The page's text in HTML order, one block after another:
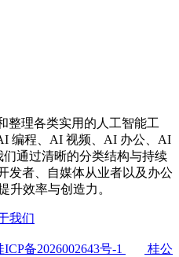
整理各类实用的人工智能工
编程、AI 视频、AI 办公、AI
通过清晰的分类结构与持续
发者、自媒体从业者以及办公
升效率与创造力。
我们
ICP备2026002643号-1
桂公